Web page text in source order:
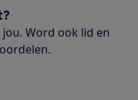
Word ook lid en